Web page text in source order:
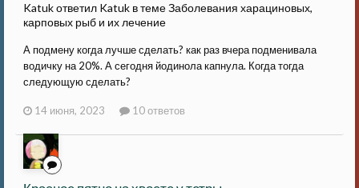
Katuk ответил Katuk в темеЗаболевания харациновых,
карповых рыб и их лечение
А подмену когда лучше сделать? как раз вчера подменивала
водичку на 20%. А сегодня йодинола капнула. Когда тогда
следующую сделать?
14 июня, 2023 10 ответов